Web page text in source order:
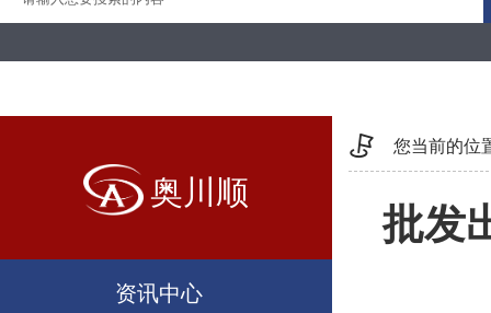
奥川顺
资讯中心
您当前的位
批发